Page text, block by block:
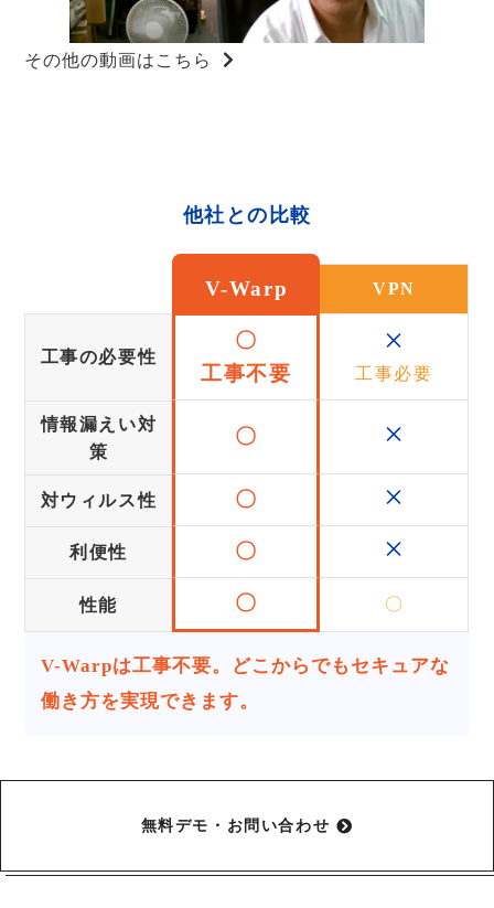
その他の動画はこちら
他社との比較
V-Warp VPN
工事の必要性
〇
工事不要
×
工事必要
情報漏えい対
策
〇 ×
対ウィルス性 〇 ×
利便性 〇 ×
性能 〇 〇
V-Warpは工事不要。どこからでもセキュアな
働き方を実現できます。
無料デモ・お問い合わせ